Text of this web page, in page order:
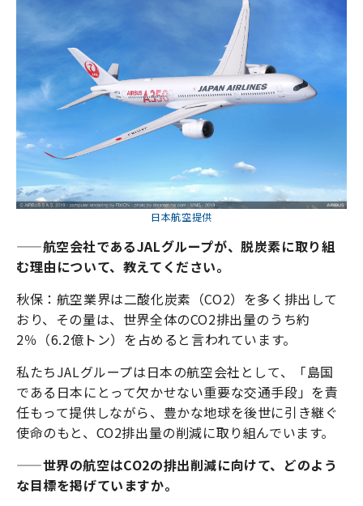
日本航空提供
——航空会社であるJALグループが、脱炭素に取り組
む理由について、教えてください。
秋保：航空業界は二酸化炭素（CO2）を多く排出して
おり、その量は、世界全体のCO2排出量のうち約
2％（6.2億トン）を占めると言われています。
私たちJALグループは日本の航空会社として、「島国
である日本にとって欠かせない重要な交通手段」を責
任もって提供しながら、豊かな地球を後世に引き継ぐ
使命のもと、CO2排出量の削減に取り組んでいます。
——世界の航空はCO2の排出削減に向けて、どのよう
な目標を掲げていますか。